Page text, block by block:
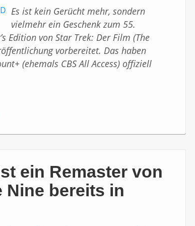
Es ist kein Gerücht mehr, sondern
vielmehr ein Geschenk zum 55.
Edition von Star Trek: Der Film (The
vorbereitet. Das haben
(ehemals CBS All Access) offiziell
ein Remaster von
Nine bereits in